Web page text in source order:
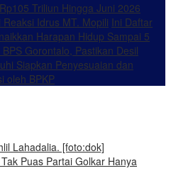
Triliun Hingga Juni 2026
Idrus MT. Mopili Ini Daftar
Harapan Hidup Sampai 5
Gorontalo, Pastikan Desil
Siapkan Penyesuaian dan
oleh BPKP
Puas Partai Golkar Hanya